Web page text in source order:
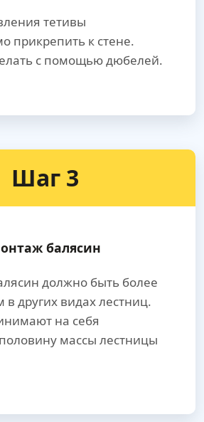
тетивы
прикрепить к стене.
с помощью дюбелей.
Шаг 3
балясин
должно быть более
других видах лестниц.
на себя
массы лестницы